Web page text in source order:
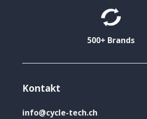
500+ Brands
Kontakt
info@cycle-tech.ch